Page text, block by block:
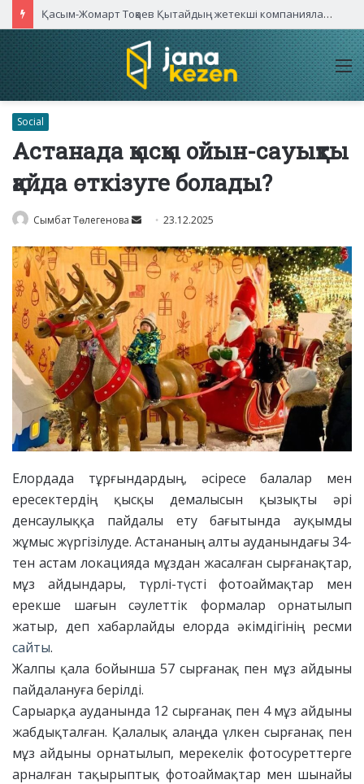
Қасым-Жомарт Тоқаев Қытайдың жетекші компаниялары басшыларымен кездесті
Social
Астанада қысқы ойын-сауықты
қайда өткізуге болады?
Сымбат Төлегенова
Send
email
23.12.2025
Елордада тұрғындардың, әсіресе балалар мен
ересектердің қысқы демалысын қызықты әрі
денсаулыққа пайдалы ету бағытында ауқымды
жұмыс жүргізілуде. Астананың алты ауданындағы 34-
тен астам локацияда мұздан жасалған сырғанақтар,
мұз айдындары, түрлі-түсті фотоаймақтар мен
ерекше шағын сәулеттік формалар орнатылып
жатыр, деп хабарлайды елорда әкімдігінің ресми
сайты.
Жалпы қала бойынша 57 сырғанақ пен мұз айдыны
пайдалануға берілді.
Сарыарқа ауданында 12 сырғанақ пен 4 мұз айдыны
жабдықталған. Қалалық алаңда үлкен сырғанақ пен
мұз айдыны орнатылып, мерекелік фотосуреттерге
арналған тақырыптық фотоаймақтар мен шынайы